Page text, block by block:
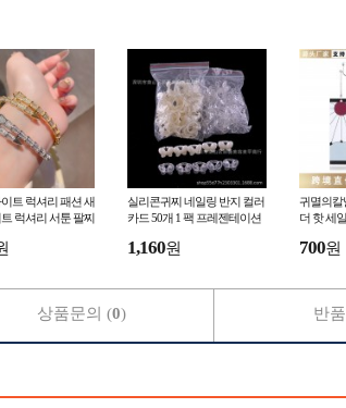
트 럭셔리 패션 새
럭셔리 서툰 팔찌
실리콘귀찌 네일링 반지 컬러
카드 50개 1 팩 프레젠테이션
1,160원
귀멸의칼
더 핫 세
주변 숯
700원
상품문의 (0) 반